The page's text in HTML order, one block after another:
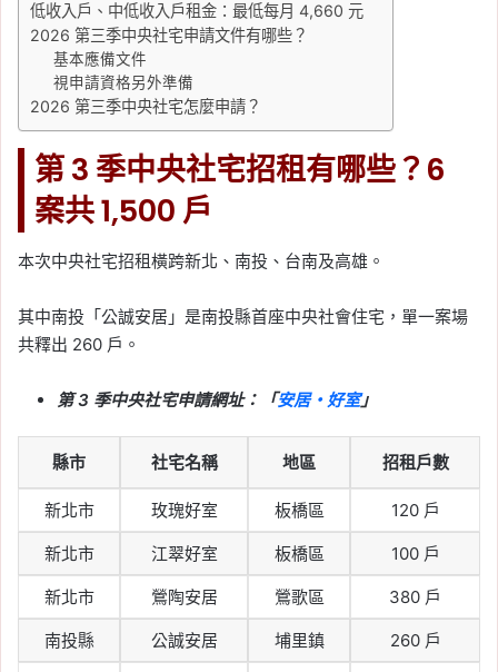
低收入戶、中低收入戶租金：最低每月 4,660 元
2026 第三季中央社宅申請文件有哪些？
基本應備文件
視申請資格另外準備
2026 第三季中央社宅怎麼申請？
第 3 季中央社宅招租有哪些？6
案共 1,500 戶
本次中央社宅招租橫跨新北、南投、台南及高雄。
其中南投「公誠安居」是南投縣首座中央社會住宅，單一案場
共釋出 260 戶。
第 3 季中央社宅申請網址：「安居・好室」
縣市 社宅名稱 地區 招租戶數
新北市 玫瑰好室 板橋區 120 戶
新北市 江翠好室 板橋區 100 戶
新北市 鶯陶安居 鶯歌區 380 戶
南投縣 公誠安居 埔里鎮 260 戶